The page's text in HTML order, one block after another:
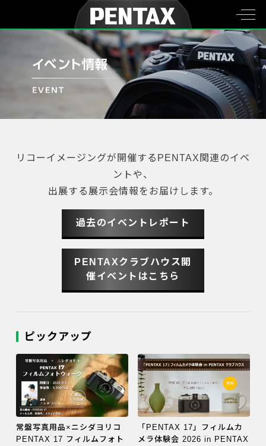
リコーイメージングが開催するPENTAX関連のイベ
ントや、
出展する展示会情報をお届けします。
過去のイベントレポート
PENTAXクラブハウス開
催イベントはこちら
ピックアップ
常盤写真用品×ニシダヨリコ
PENTAX 17 フィルムフォト
「PENTAX 17」フィルムカ
メラ体験会 2026 in PENTAX